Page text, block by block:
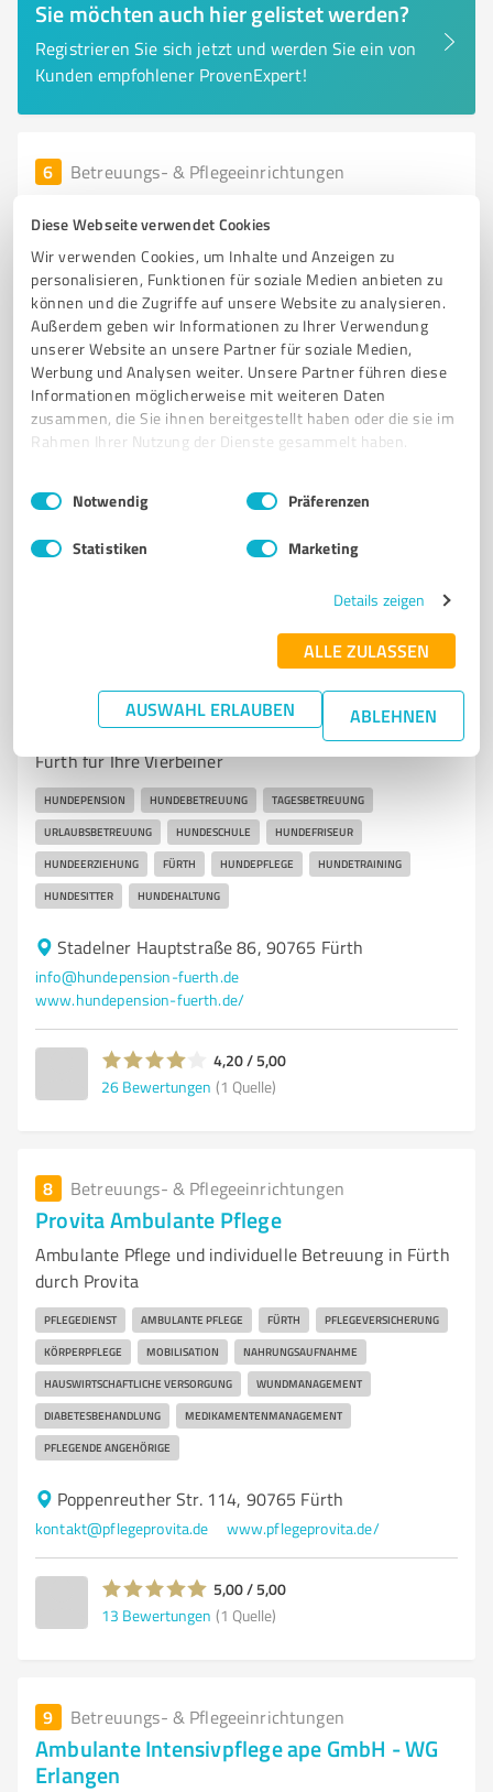
Diese Webseite verwendet Cookies
Wir verwenden Cookies, um Inhalte und Anzeigen zu
personalisieren, Funktionen für soziale Medien anbieten zu
können und die Zugriffe auf unsere Website zu analysieren.
Außerdem geben wir Informationen zu Ihrer Verwendung
unserer Website an unsere Partner für soziale Medien,
Werbung und Analysen weiter. Unsere Partner führen diese
Informationen möglicherweise mit weiteren Daten
zusammen, die Sie ihnen bereitgestellt haben oder die sie im
Rahmen Ihrer Nutzung der Dienste gesammelt haben.
Impressum Datenschutzbestimmungen
Einwilligungsauswahl
Notwendig Präferenzen
Statistiken Marketing
Details zeigen
ALLE ZULASSEN
AUSWAHL ERLAUBEN ABLEHNEN
Sie möchten auch hier gelistet werden?
Registrieren Sie sich jetzt und werden Sie ein von
Kunden empfohlener ProvenExpert!
6 Betreuungs- & Pflegeeinrichtungen
Professionelle Katzenpension in Baiersdorf für
liebevolle Betreuung Ihrer Katze
KATZENPENSION KATZENHOTEL TIERPENSION BAIERSDORF
KATZENBETREUUNG PROFESSIONELLE PFLEGE
LIEBEVOLLE BETREUUNG RENOVIERTE RÄUME VETERINÄRAMT
TIERSCHUTZGESETZ FLEXIBLE ABHOLZEITEN KATZENLIEBHABER
Sendelbacher Str. 3, 91083 Baiersdorf
5,00 / 5,00
Betreuungs- & Pflegeeinrichtungen
Hundepension Fürth Sabine Süß
Professionelle Hundepension und Hundeschule in
Fürth für Ihre Vierbeiner
HUNDEPENSION HUNDEBETREUUNG TAGESBETREUUNG
URLAUBSBETREUUNG HUNDESCHULE HUNDEFRISEUR
HUNDEERZIEHUNG FÜRTH HUNDEPFLEGE HUNDETRAINING
HUNDESITTER HUNDEHALTUNG
Stadelner Hauptstraße 86, 90765 Fürth
info@hundepension-fuerth.de
www.hundepension-fuerth.de/
4,20 / 5,00
26 Bewertungen (1 Quelle)
8 Betreuungs- & Pflegeeinrichtungen
Provita Ambulante Pflege
Ambulante Pflege und individuelle Betreuung in Fürth
durch Provita
PFLEGEDIENST AMBULANTE PFLEGE FÜRTH PFLEGEVERSICHERUNG
KÖRPERPFLEGE MOBILISATION NAHRUNGSAUFNAHME
HAUSWIRTSCHAFTLICHE VERSORGUNG WUNDMANAGEMENT
DIABETESBEHANDLUNG MEDIKAMENTENMANAGEMENT
PFLEGENDE ANGEHÖRIGE
Poppenreuther Str. 114, 90765 Fürth
kontakt@pflegeprovita.de www.pflegeprovita.de/
5,00 / 5,00
13 Bewertungen (1 Quelle)
9 Betreuungs- & Pflegeeinrichtungen
Ambulante Intensivpflege ape GmbH - WG
Erlangen